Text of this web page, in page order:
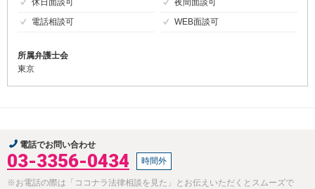
休日面談可
夜間面談可
電話相談可
WEB面談可
所属弁護士会
東京
電話でお問い合わせ
03-3356-0434 時間外
※お電話の際は「ココナラ法律相談を見た」とお伝えいただくとスムーズで